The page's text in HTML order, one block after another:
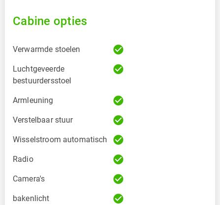
Cabine opties
Verwarmde stoelen check_circle
Luchtgeveerde
bestuurdersstoel
check_circle
Armleuning check_circle
Verstelbaar stuur check_circle
Wisselstroom automatisch check_circle
Radio check_circle
Camera's check_circle
bakenlicht check_circle